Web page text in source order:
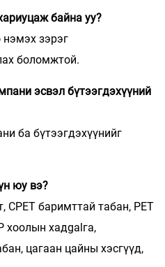
байна уу?
зэрэг
боломжтой.
эсвэл бүтээгдэхүүний
ба бүтээгдэхүүнийг
юу вэ?
баримттай табан, PET
хоолын хадgalга,
цагаан цайны хэсгүүд,